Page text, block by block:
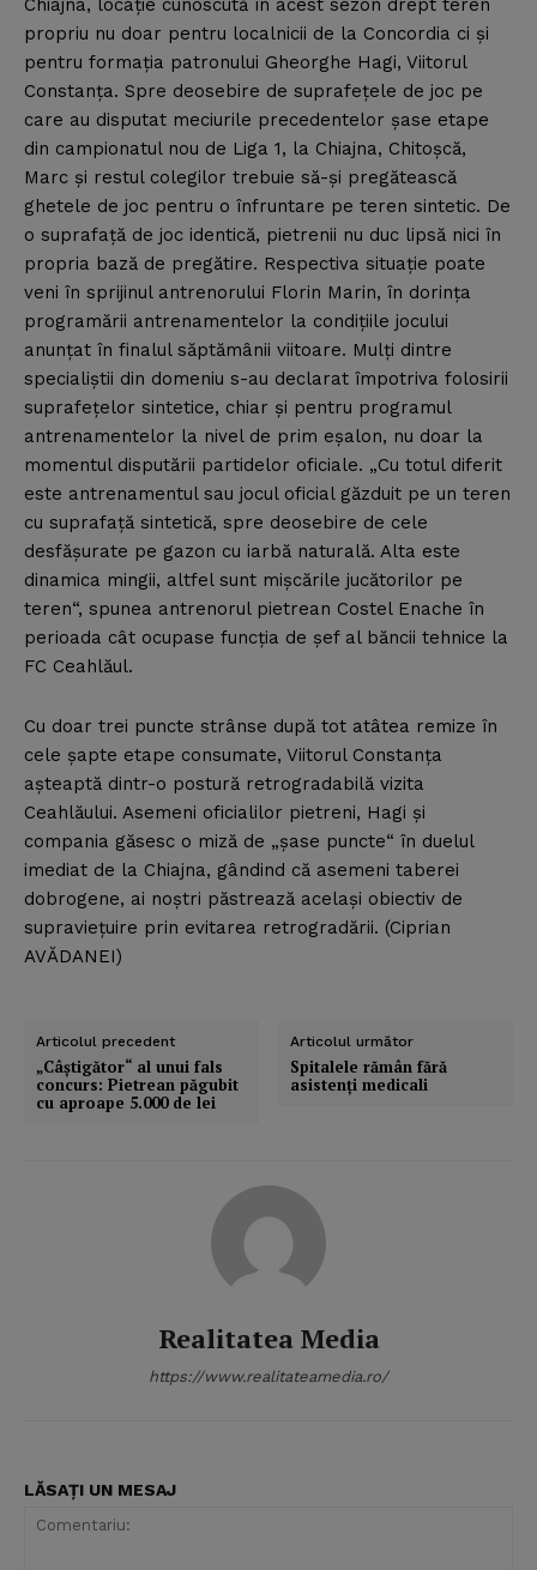
Chiajna, locaţie cunoscută în acest sezon drept teren
propriu nu doar pentru localnicii de la Concordia ci şi
pentru formaţia patronului Gheorghe Hagi, Viitorul
Constanţa. Spre deosebire de suprafeţele de joc pe
care au disputat meciurile precedentelor şase etape
din campionatul nou de Liga 1, la Chiajna, Chitoşcă,
Marc şi restul colegilor trebuie să-şi pregătească
ghetele de joc pentru o înfruntare pe teren sintetic. De
o suprafaţă de joc identică, pietrenii nu duc lipsă nici în
propria bază de pregătire. Respectiva situaţie poate
veni în sprijinul antrenorului Florin Marin, în dorinţa
programării antrenamentelor la condiţiile jocului
anunţat în finalul săptămânii viitoare. Mulţi dintre
specialiştii din domeniu s-au declarat împotriva folosirii
suprafeţelor sintetice, chiar şi pentru programul
antrenamentelor la nivel de prim eşalon, nu doar la
momentul disputării partidelor oficiale. „Cu totul diferit
este antrenamentul sau jocul oficial găzduit pe un teren
cu suprafaţă sintetică, spre deosebire de cele
desfăşurate pe gazon cu iarbă naturală. Alta este
dinamica mingii, altfel sunt mişcările jucătorilor pe
teren“, spunea antrenorul pietrean Costel Enache în
perioada cât ocupase funcţia de şef al băncii tehnice la
FC Ceahlăul.
Cu doar trei puncte strânse după tot atâtea remize în
cele şapte etape consumate, Viitorul Constanţa
aşteaptă dintr-o postură retrogradabilă vizita
Ceahlăului. Asemeni oficialilor pietreni, Hagi şi
compania găsesc o miză de „şase puncte“ în duelul
imediat de la Chiajna, gândind că asemeni taberei
dobrogene, ai noştri păstrează acelaşi obiectiv de
supravieţuire prin evitarea retrogradării. (Ciprian
AVĂDANEI)
Articolul precedent
„Câştigător“ al unui fals
concurs: Pietrean păgubit
cu aproape 5.000 de lei
Articolul următor
Spitalele rămân fără
asistenţi medicali
Realitatea Media
https://www.realitateamedia.ro/
LĂSAȚI UN MESAJ